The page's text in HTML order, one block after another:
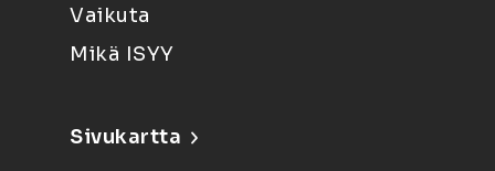
Vaikuta
Mikä ISYY
Sivukartta